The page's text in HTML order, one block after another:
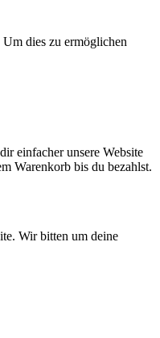
dies zu ermöglichen
einfacher unsere Website
Warenkorb bis du bezahlst.
Wir bitten um deine